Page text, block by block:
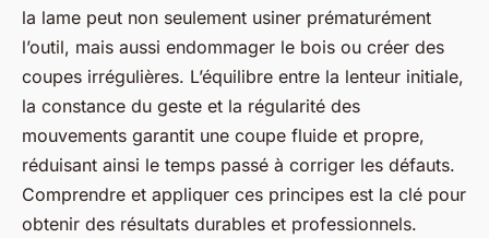
la lame peut non seulement usiner prématurément
l’outil, mais aussi endommager le bois ou créer des
coupes irrégulières. L’équilibre entre la lenteur initiale,
la constance du geste et la régularité des
mouvements garantit une coupe fluide et propre,
réduisant ainsi le temps passé à corriger les défauts.
Comprendre et appliquer ces principes est la clé pour
obtenir des résultats durables et professionnels.